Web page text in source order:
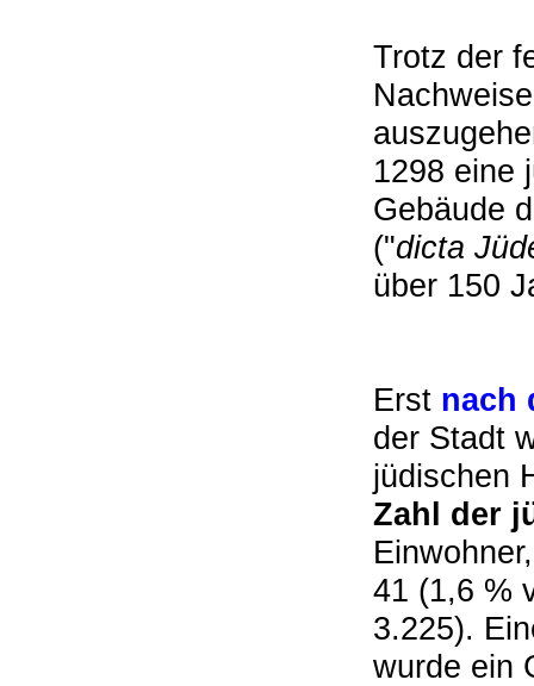
Trotz der
1298 eine
Gebäude
("dicta
über 150
Erst nach
der Stadt
jüdischen
Zahl der
41 (1,6 %
3.225).
wurde ein